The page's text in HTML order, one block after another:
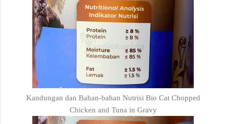
Kandungan dan Bahan-bahan Nutrisi Bio Cat Chopped
Chicken and Tuna in Gravy